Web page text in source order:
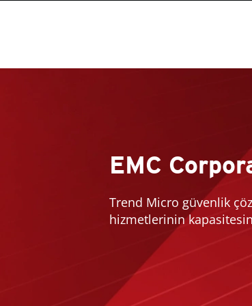
EMC
Trend Micro güvenlik
hizmetlerinin